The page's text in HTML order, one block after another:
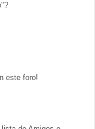
este foro!